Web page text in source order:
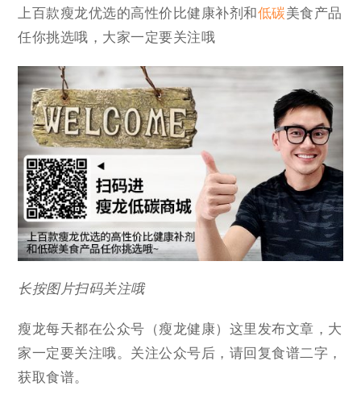
上百款瘦龙优选的高性价比健康补剂和低碳美食产品
任你挑选哦，大家一定要关注哦
长按图片扫码关注哦
瘦龙每天都在公众号（瘦龙健康）这里发布文章，大
家一定要关注哦。关注公众号后，请回复食谱二字，
获取食谱。